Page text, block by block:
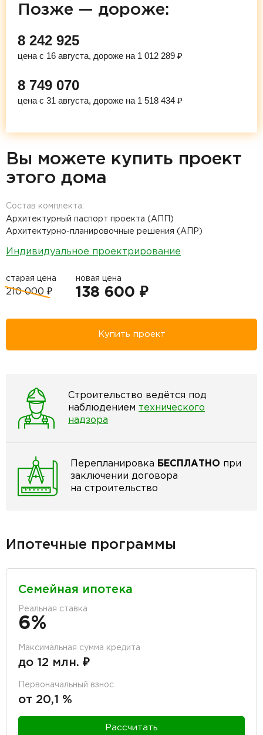
Позже — дороже:
8 242 925
цена с 16 августа, дороже на 1 012 289 ₽
8 749 070
цена с 31 августа, дороже на 1 518 434 ₽
Вы можете купить проект
этого дома
Состав комплекта:
Архитектурный паспорт проекта (АПП)
Архитектурно-планировочные решения (АПР)
Индивидуальное проектрирование
старая цена
210 000 ₽
новая цена
138 600 ₽
Купить проект
Строительство ведётся под
наблюдением технического
надзора
Перепланировка БЕСПЛАТНО при
заключении договора
на строительство
Ипотечные программы
Семейная ипотека
Реальная ставка
6%
Максимальная сумма кредита
до 12 млн. ₽
Первоначальный взнос
от 20,1 %
Рассчитать